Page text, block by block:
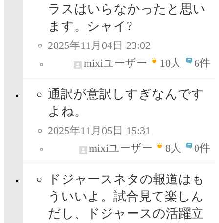
ラスはいらなかったと思い
ます。シャイ?
2025年11月04日 23:02
mixiユーザー
10人 6件
通訳が意訳しすぎなんです
よね。
2025年11月05日 15:31
mixiユーザー
8人 0件
ドジャースネタの報道はも
ういいよ。試合見て楽しん
だし、ドジャースの活躍立